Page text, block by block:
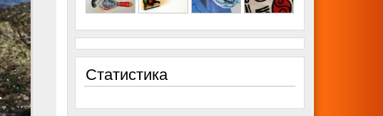
Статистика